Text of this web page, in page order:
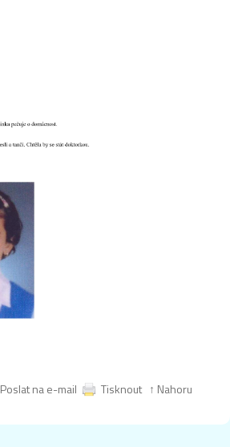
Poslat na e-mail Tisknout ↑ Nahoru